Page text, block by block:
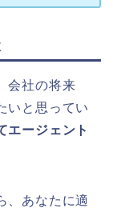
会社の将来
いと思ってい
エージェント
、あなたに適